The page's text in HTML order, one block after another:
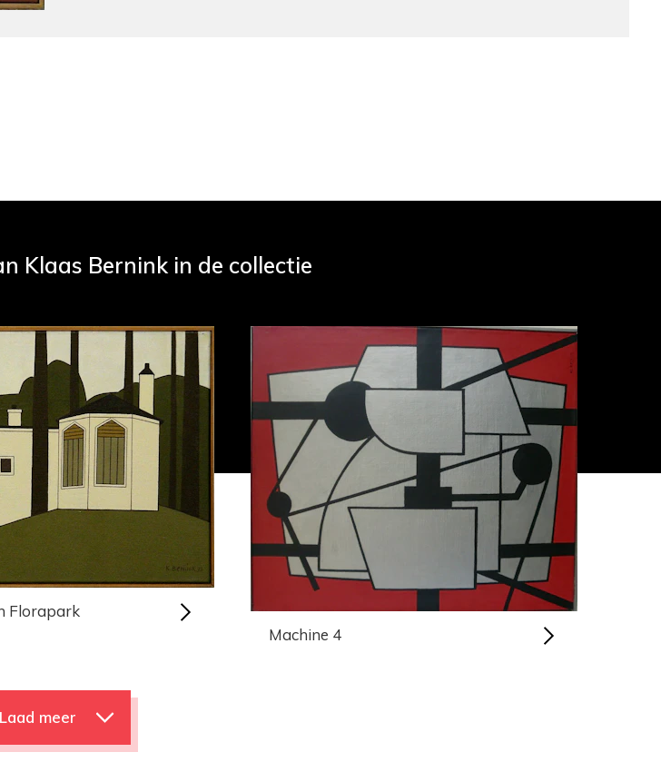
Klaas Bernink in de collectie
Florapark
Machine 4
Laad meer